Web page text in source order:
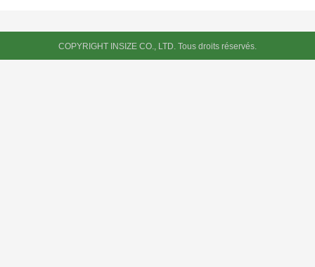
COPYRIGHT INSIZE CO., LTD. Tous droits réservés.